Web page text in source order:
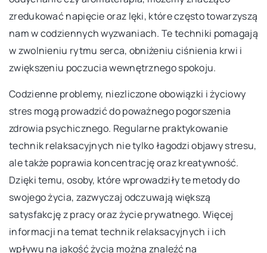
zredukować napięcie oraz lęki, które często towarzyszą
nam w codziennych wyzwaniach. Te techniki pomagają
w zwolnieniu rytmu serca, obniżeniu ciśnienia krwi i
zwiększeniu poczucia wewnętrznego spokoju.
Codzienne problemy, niezliczone obowiązki i życiowy
stres mogą prowadzić do poważnego pogorszenia
zdrowia psychicznego. Regularne praktykowanie
technik relaksacyjnych nie tylko łagodzi objawy stresu,
ale także poprawia koncentrację oraz kreatywność.
Dzięki temu, osoby, które wprowadziły te metody do
swojego życia, zazwyczaj odczuwają większą
satysfakcję z pracy oraz życie prywatnego. Więcej
informacji na temat technik relaksacyjnych i ich
wpływu na jakość życia można znaleźć na